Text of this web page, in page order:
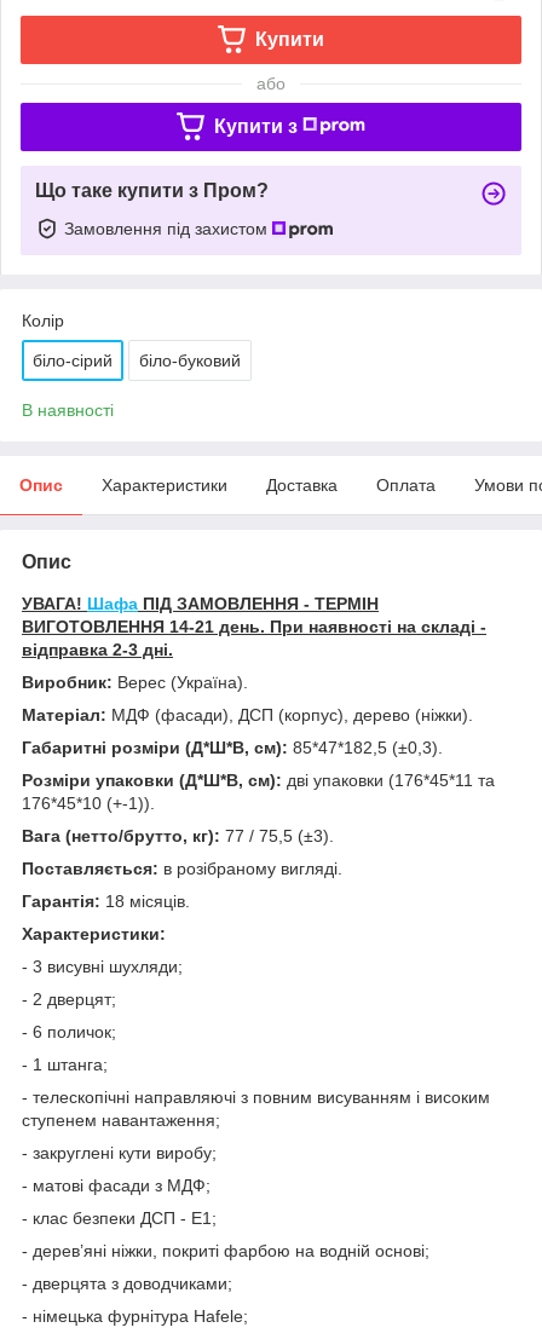
Купити
або
Купити з
Що таке купити з Пром?
Замовлення під захистом
Колір
біло-сірий біло-буковий
В наявності
Опис Характеристики Доставка Оплата Умови
Опис
УВАГА! Шафа ПІД ЗАМОВЛЕННЯ - ТЕРМІН
ВИГОТОВЛЕННЯ 14-21 день. При наявності на складі -
відправка 2-3 дні.
Виробник: Верес (Україна).
Матеріал: МДФ (фасади), ДСП (корпус), дерево (ніжки).
Габаритні розміри (Д*Ш*В, см): 85*47*182,5 (±0,3).
Розміри упаковки (Д*Ш*В, см): дві упаковки (176*45*11 та
176*45*10 (+-1)).
Вага (нетто/брутто, кг): 77 / 75,5 (±3).
Поставляється: в розібраному вигляді.
Гарантія: 18 місяців.
Характеристики:
- 3 висувні шухляди;
- 2 дверцят;
- 6 поличок;
- 1 штанга;
- телескопічні направляючі з повним висуванням і високим
ступенем навантаження;
- закруглені кути виробу;
- матові фасади з МДФ;
- клас безпеки ДСП - Е1;
- дерев’яні ніжки, покриті фарбою на водній основі;
- дверцята з доводчиками;
- німецька фурнітура Hafele;